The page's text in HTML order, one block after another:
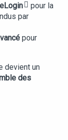
pour la
par
pour
devient un
des